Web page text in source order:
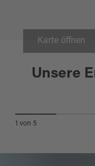
Karte öffnen
Unsere
Wiesau
1 von 5